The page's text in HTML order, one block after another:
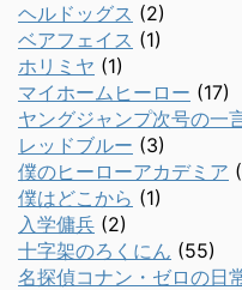
ヘルドッグス (2)
ベアフェイス (1)
ホリミヤ (1)
マイホームヒーロー (17)
ヤングジャンプ次号の一
レッドブルー (3)
僕のヒーローアカデミア
僕はどこから (1)
入学傭兵 (2)
十字架のろくにん (55)
名探偵コナン・ゼロの日